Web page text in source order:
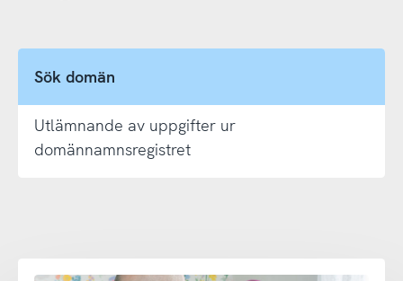
Sök domän
Utlämnande av uppgifter ur
domännamnsregistret